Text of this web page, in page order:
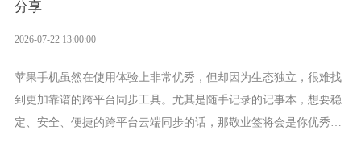
分享
2026-07-22 13:00:00
苹果手机虽然在使用体验上非常优秀，但却因为生态独立，很难找
到更加靠谱的跨平台同步工具。尤其是随手记录的记事本，想要稳
定、安全、便捷的跨平台云端同步的话，那敬业签将会是你优秀的